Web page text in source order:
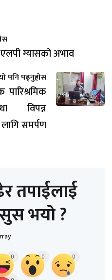
ग्यासको अभाव
पनि पढ्नुहोस
पारिश्रमिक
विपन्न
समर्पण
तपाईलाई
भयो ?
0 0 0